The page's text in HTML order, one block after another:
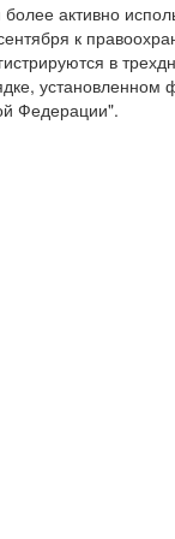
активно
к
в
Федерации".